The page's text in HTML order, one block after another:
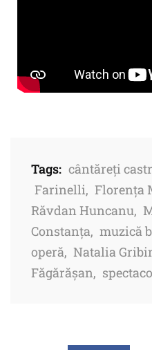
Tags: cântăreți
Farinelli, Florența
Răvdan Huncanu,
Constanța, muzică
operă, Natalia
Făgărășan,